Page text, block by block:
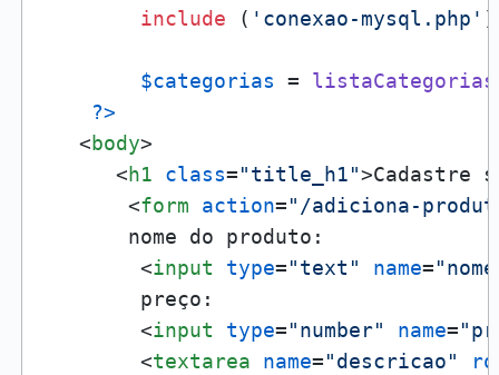
include ( 'conexao-mysql.php'
$categorias = listaCategorias
?>
<body>
<h1 class="title_h1">Cadastre
<form action="/adiciona-
       nome do produto:
<input type="text" name=
        preço:
<input type="number" name=
<textarea name="descricao"